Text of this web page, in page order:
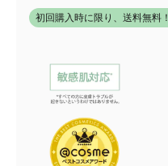
初回購入時に限り、送料無料！